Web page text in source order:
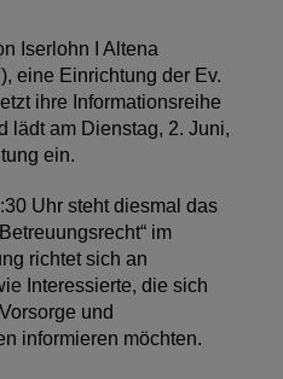
Iserlohn I Altena
eine Einrichtung der Ev.
ihre Informationsreihe
lädt am Dienstag, 2. Juni,
ein.
Uhr steht diesmal das
im
richtet sich an
Interessierte, die sich
und
informieren möchten.